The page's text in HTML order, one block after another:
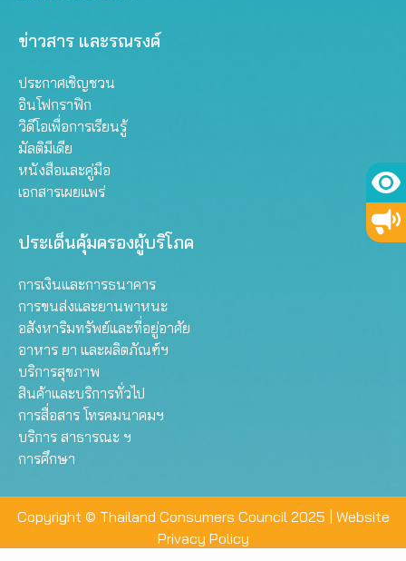
ข่าวสาร และรณรงค์
ประกาศเชิญชวน
อินโฟกราฟิก
วิดีโอเพื่อการเรียนรู้
มัลติมีเดีย
หนังสือและคู่มือ
เอกสารเผยแพร่
ประเด็นคุ้มครองผู้บริโภค
การเงินและการธนาคาร
การขนส่งและยานพาหนะ
อสังหาริมทรัพย์และที่อยู่อาศัย
อาหาร ยา และผลิตภัณฑ์ฯ
บริการสุขภาพ
สินค้าและบริการทั่วไป
การสื่อสาร โทรคมนาคมฯ
บริการ สาธารณะ ฯ
การศึกษา
Copyright © Thailand Consumers Council 2025 | Website
Privacy Policy